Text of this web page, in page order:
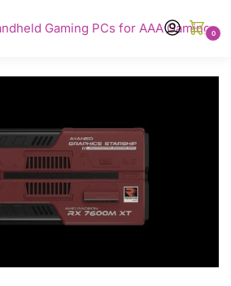
Gaming PCs for AAA Gaming0